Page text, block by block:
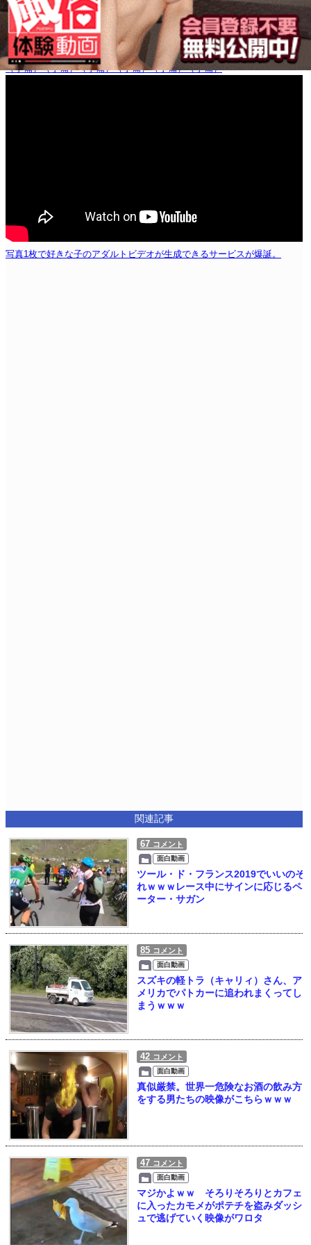
（予備）（予備）（予備）（予備）（予備）（予備）
写真1枚で好きな子のアダルトビデオが生成できるサービスが爆誕。
関連記事
67 コメント
面白動画
ツール・ド・フランス2019でいいのそ
れｗｗｗレース中にサインに応じるペ
ーター・サガン
85 コメント
面白動画
スズキの軽トラ（キャリィ）さん、ア
メリカでパトカーに追われまくってし
まうｗｗｗ
42 コメント
面白動画
真似厳禁。世界一危険なお酒の飲み方
をする男たちの映像がこちらｗｗｗ
47 コメント
面白動画
マジかよｗｗ そろりそろりとカフェ
に入ったカモメがポテチを盗みダッシ
ュで逃げていく映像がワロタ